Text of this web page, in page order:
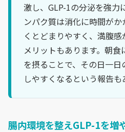
激し、GLP-1の分泌を強力
ンパク質は消化に時間が
くとどまりやすく、満腹
メリットもあります。朝
を摂ることで、その日一
しやすくなるという報告も
腸内環境を整えGLP-1を増